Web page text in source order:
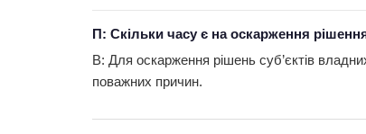
П: Скільки часу є на оскарження
В: Для оскарження рішень суб’єктів
поважних причин.